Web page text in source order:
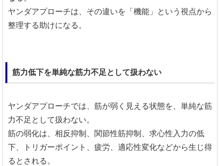
ヤンダアプローチは、その違いを「機能」という視点から
整理する助けになる。
筋力低下を単純な筋力不足として扱わない
ヤンダアプローチでは、筋が弱く見える状態を、単純な筋
力不足として扱わない。
筋の弱化は、相反抑制、関節性筋抑制、求心性入力の低
下、トリガーポイント、疲労、適応性変化などから生じ得
るとされる。